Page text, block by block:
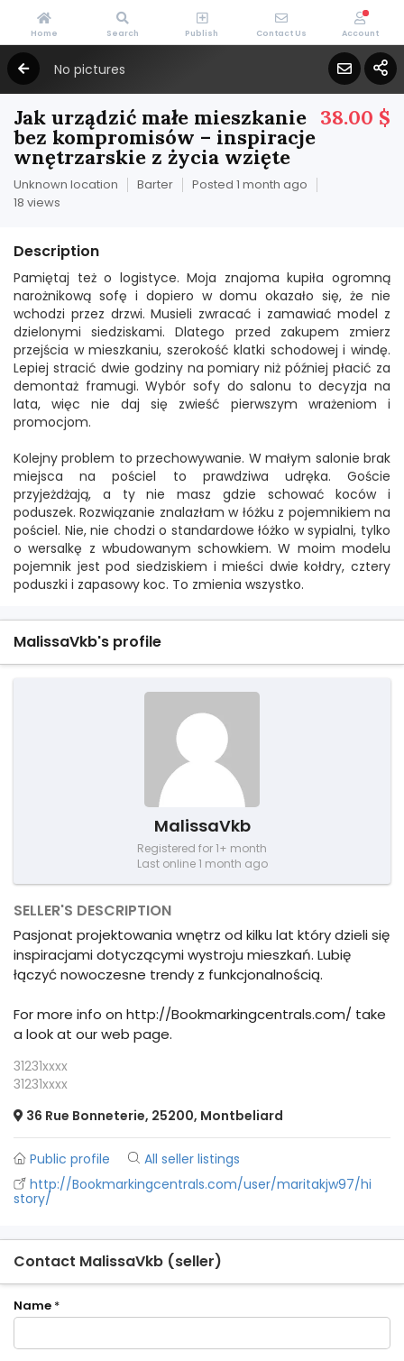
No pictures
38.00 $
Jak urządzić małe mieszkanie
bez kompromisów – inspiracje
wnętrzarskie z życia wzięte
Unknown location Barter
Posted 1 month ago
18 views
Description
Pamiętaj też o logistyce. Moja znajoma kupiła ogromną
narożnikową sofę i dopiero w domu okazało się, że nie
wchodzi przez drzwi. Musieli zwracać i zamawiać model z
dzielonymi siedziskami. Dlatego przed zakupem zmierz
przejścia w mieszkaniu, szerokość klatki schodowej i windę.
Lepiej stracić dwie godziny na pomiary niż później płacić za
demontaż framugi. Wybór sofy do salonu to decyzja na
lata, więc nie daj się zwieść pierwszym wrażeniom i
promocjom.
Kolejny problem to przechowywanie. W małym salonie brak
miejsca na pościel to prawdziwa udręka. Goście
przyjeżdżają, a ty nie masz gdzie schować koców i
poduszek. Rozwiązanie znalazłam w łóżku z pojemnikiem na
pościel. Nie, nie chodzi o standardowe łóżko w sypialni, tylko
o wersalkę z wbudowanym schowkiem. W moim modelu
pojemnik jest pod siedziskiem i mieści dwie kołdry, cztery
poduszki i zapasowy koc. To zmienia wszystko.
MalissaVkb's profile
MalissaVkb
Registered for 1+ month
Last online 1 month ago
SELLER'S DESCRIPTION
Pasjonat projektowania wnętrz od kilku lat który dzieli się
inspiracjami dotyczącymi wystroju mieszkań. Lubię
łączyć nowoczesne trendy z funkcjonalnością.
For more info on http://Bookmarkingcentrals.com/ take
a look at our web page.
31231xxxx
31231xxxx
36 Rue Bonneterie, 25200, Montbeliard
Public profile
All seller listings
http://Bookmarkingcentrals.com/user/maritakjw97/hi
story/
Contact MalissaVkb (seller)
Name *
Home Search Publish Contact Us Account